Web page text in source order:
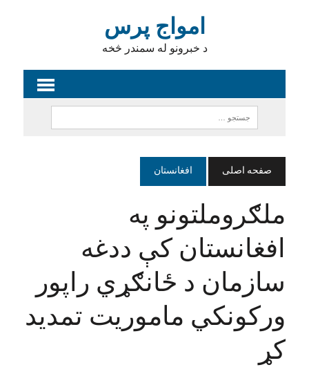
امواج پرس
د خبرونو له سمندر څخه
صفحه اصلی افغانستان
ملګروملتونو په
افغانستان کې ددغه
سازمان د ځانګړي راپور
ورکونکي ماموریت تمدید
کړ